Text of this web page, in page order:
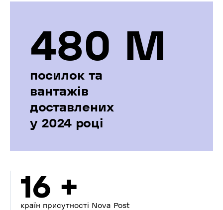
480 М
посилок та
вантажів
доставлених
у 2024 році
16 +
країн присутності Nova Post